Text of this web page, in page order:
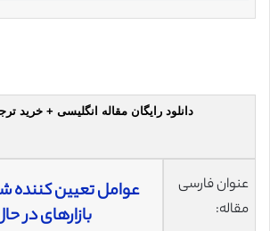
دانلود رایگان مقاله انگلیسی + خرید
عنوان فارسی
مقاله:
عوامل تعیین کننده
بازارهای در